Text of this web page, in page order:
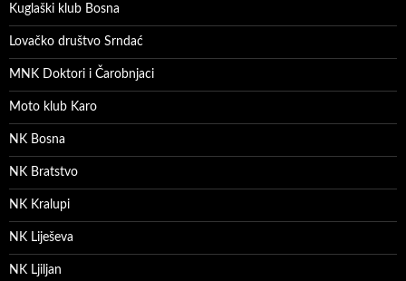
Kuglaški klub Bosna
Lovačko društvo Srndać
MNK Doktori i Čarobnjaci
Moto klub Karo
NK Bosna
NK Bratstvo
NK Kralupi
NK Liješeva
NK Ljiljan